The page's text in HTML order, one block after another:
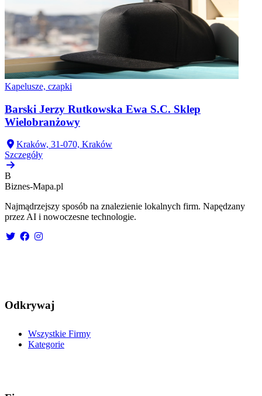
Kapelusze, czapki
Barski Jerzy Rutkowska Ewa S.C. Sklep
Wielobranżowy
Kraków, 31-070, Kraków
Szczegóły
B
Biznes-Mapa.pl
Najmądrzejszy sposób na znalezienie lokalnych firm. Napędzany
przez AI i nowoczesne technologie.
Odkrywaj
Wszystkie Firmy
Kategorie